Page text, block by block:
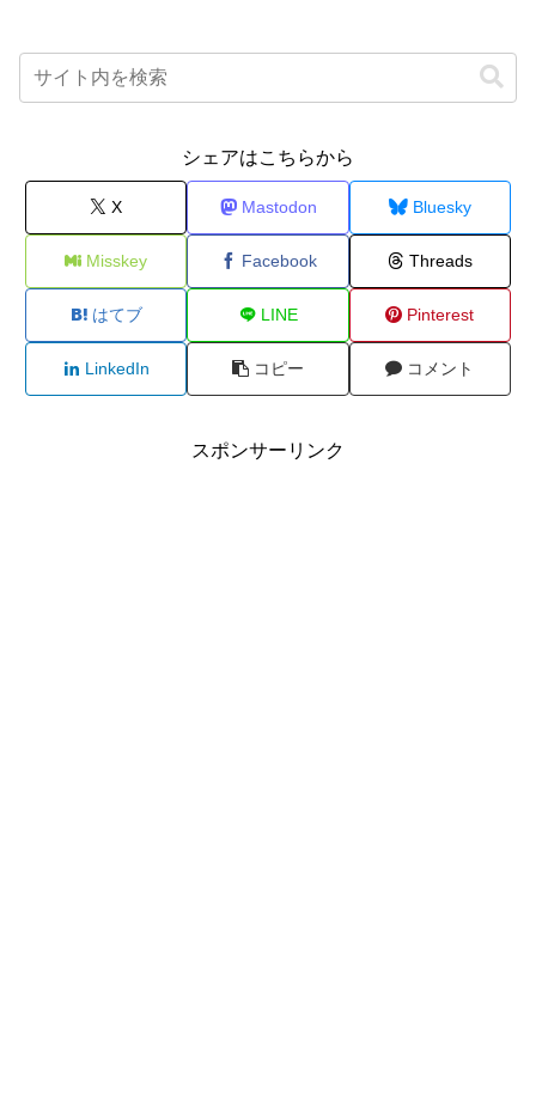
シェアはこちらから
X Mastodon Bluesky
Misskey Facebook Threads
はてブ LINE Pinterest
LinkedIn コピー コメント
スポンサーリンク